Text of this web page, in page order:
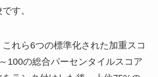
す。
れら6つの標準化された加重スコ
100の総合パーセンタイルスコア